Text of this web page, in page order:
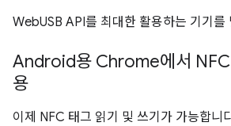
WebUSB API를 최대한 활용하는 기기를
Android용 Chrome에서 NFC
용
이제 NFC 태그 읽기 및 쓰기가 가능합니